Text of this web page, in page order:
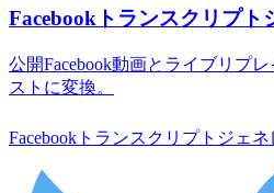
Facebookトランスクリプト
公開Facebook動画とライブリプ
ストに変換。
Facebookトランスクリプトジェ